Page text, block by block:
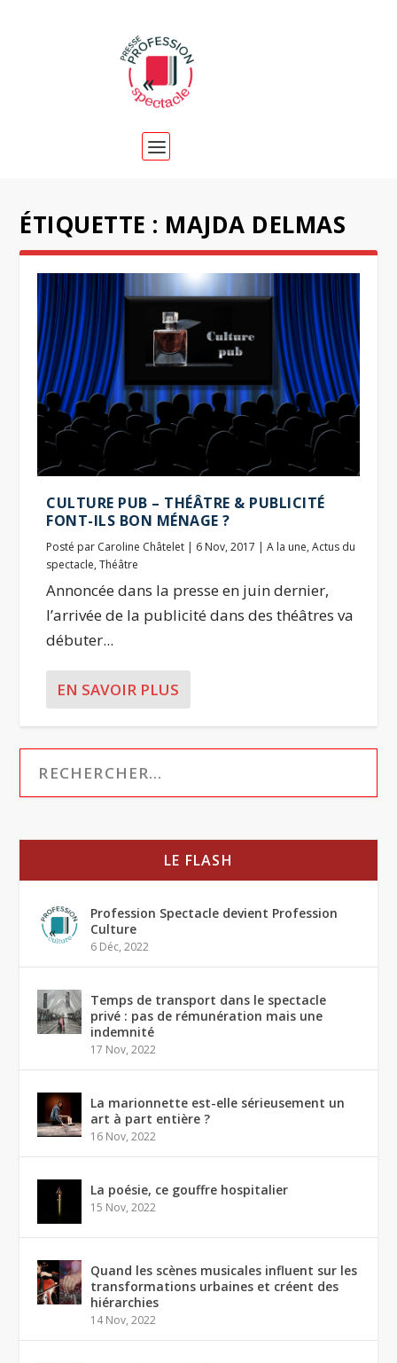
ÉTIQUETTE : MAJDA DELMAS
CULTURE PUB – THÉÂTRE & PUBLICITÉ
FONT-ILS BON MÉNAGE ?
Posté par Caroline Châtelet | 6 Nov, 2017 |A la une,Actus du
spectacle,Théâtre
Annoncée dans la presse en juin dernier,
l’arrivée de la publicité dans des théâtres va
débuter...
EN SAVOIR PLUS
LE FLASH
Profession Spectacle devient Profession
Culture
6 Déc, 2022
Temps de transport dans le spectacle
privé : pas de rémunération mais une
indemnité
17 Nov, 2022
La marionnette est-elle sérieusement un
art à part entière ?
16 Nov, 2022
La poésie, ce gouffre hospitalier
15 Nov, 2022
Quand les scènes musicales influent sur les
transformations urbaines et créent des
hiérarchies
14 Nov, 2022